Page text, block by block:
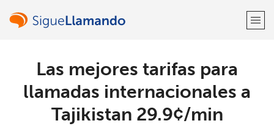
¡Bienvenido!
Las mejores tarifas para
llamadas internacionales a
Tajikistan ⁦29.9¢⁩/min